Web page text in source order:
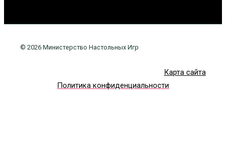
© 2026 Министерство Настольных Игр
Карта сайта
Политика конфиденциальности